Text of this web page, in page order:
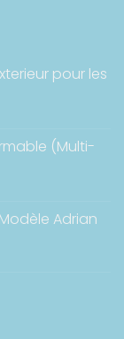
pour les
(Multi-
Adrian